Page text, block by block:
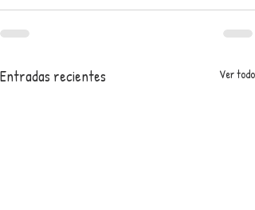
Entradas recientes Ver todo